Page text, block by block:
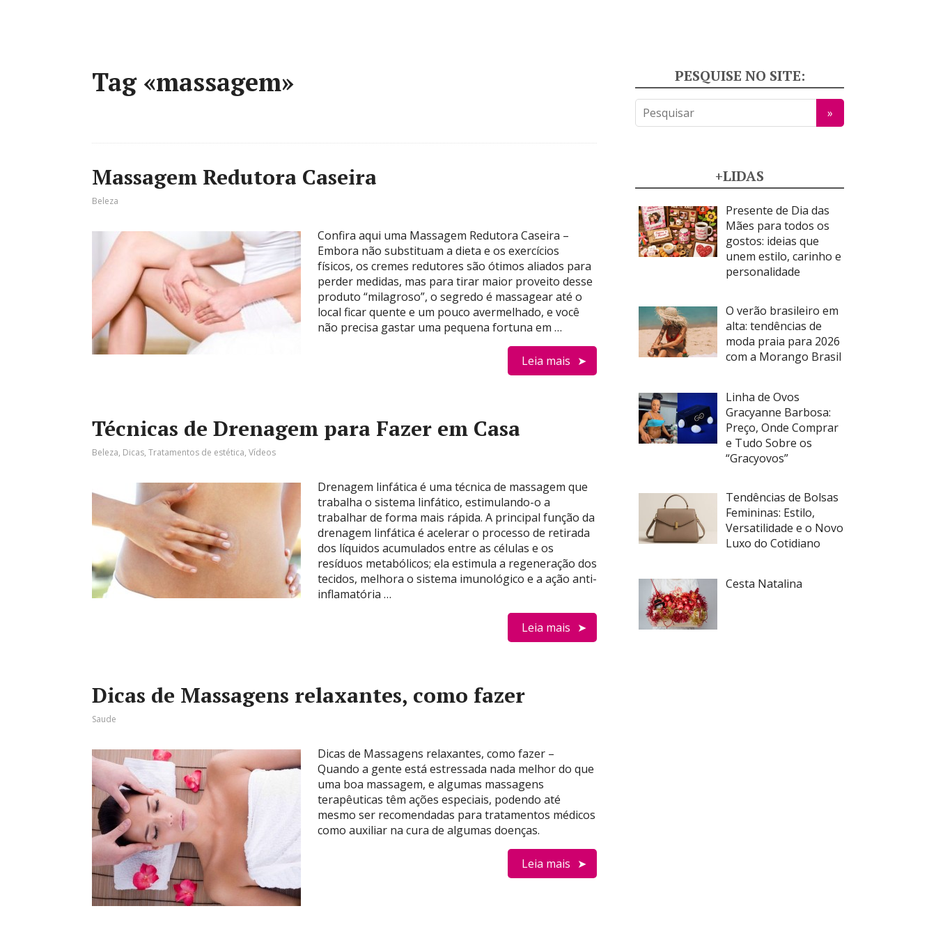
Tag «massagem»
Massagem Redutora Caseira
Beleza
Confira aqui uma Massagem Redutora Caseira –
Embora não substituam a dieta e os exercícios
físicos, os cremes redutores são ótimos aliados para
perder medidas, mas para tirar maior proveito desse
produto “milagroso”, o segredo é massagear até o
local ficar quente e um pouco avermelhado, e você
não precisa gastar uma pequena fortuna em …
Leia mais
Técnicas de Drenagem para Fazer em Casa
Beleza, Dicas, Tratamentos de estética, Vídeos
Drenagem linfática é uma técnica de massagem que
trabalha o sistema linfático, estimulando-o a
trabalhar de forma mais rápida. A principal função da
drenagem linfática é acelerar o processo de retirada
dos líquidos acumulados entre as células e os
resíduos metabólicos; ela estimula a regeneração dos
tecidos, melhora o sistema imunológico e a ação anti-
inflamatória …
Leia mais
Dicas de Massagens relaxantes, como fazer
Saude
Dicas de Massagens relaxantes, como fazer –
Quando a gente está estressada nada melhor do que
uma boa massagem, e algumas massagens
terapêuticas têm ações especiais, podendo até
mesmo ser recomendadas para tratamentos médicos
como auxiliar na cura de algumas doenças.
Leia mais
PESQUISE NO SITE:
+LIDAS
Presente de Dia das
Mães para todos os
gostos: ideias que
unem estilo, carinho e
personalidade
O verão brasileiro em
alta: tendências de
moda praia para 2026
com a Morango Brasil
Linha de Ovos
Gracyanne Barbosa:
Preço, Onde Comprar
e Tudo Sobre os
“Gracyovos”
Tendências de Bolsas
Femininas: Estilo,
Versatilidade e o Novo
Luxo do Cotidiano
Cesta Natalina